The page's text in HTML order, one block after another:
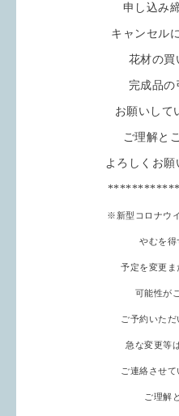
申し込み
キャンセル
花材の買
完成品の
お願いして
ご理解と
よろしくお願
※新型コロナウ
やむを得
予定を変更ま
可能性が
ご予約いた
急な変更等
ご連絡させて
ご理解